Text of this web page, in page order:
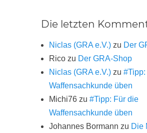
Die letzten
Niclas (GRA e.V.) zu Der
Rico zu Der GRA-Shop
Niclas (GRA e.V.) zu
Waffensachkunde üben
Michi76 zu #Tipp: Für die
Waffensachkunde üben
Johannes Bormann zu Die